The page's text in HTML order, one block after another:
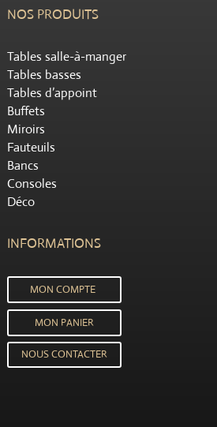
NOS PRODUITS
Tables salle-à-manger
Tables basses
Tables d’appoint
Buffets
Miroirs
Fauteuils
Bancs
Consoles
Déco
INFORMATIONS
MON COMPTE
MON PANIER
NOUS CONTACTER